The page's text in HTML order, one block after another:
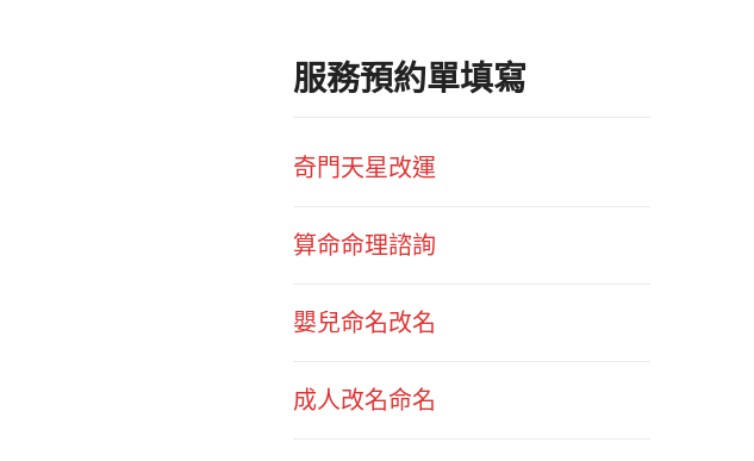
服務預約單填寫
奇門天星改運
算命命理諮詢
嬰兒命名改名
成人改名命名